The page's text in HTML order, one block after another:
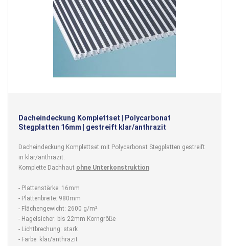
Dacheindeckung Komplettset | Polycarbonat
Stegplatten 16mm | gestreift klar/anthrazit
Dacheindeckung Komplettset mit Polycarbonat Stegplatten gestreift
in klar/anthrazit.
Komplette Dachhaut ohne Unterkonstruktion
- Plattenstärke: 16mm
- Plattenbreite: 980mm
- Flächengewicht: 2600 g/m²
- Hagelsicher: bis 22mm Korngröße
- Lichtbrechung: stark
- Farbe: klar/anthrazit